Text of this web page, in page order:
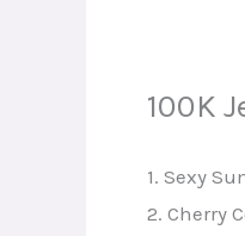
100K
1. Sexy
2. Cherry